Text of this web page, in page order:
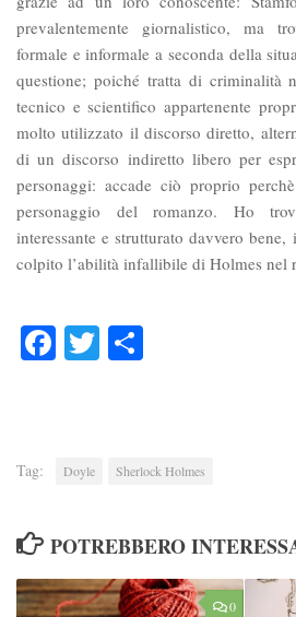
prevalentemente giornalistico, ma
formale e informale a seconda della
questione; poiché tratta di criminalità
tecnico e scientifico appartenente
molto utilizzato il discorso diretto,
di un discorso indiretto libero per
personaggi: accade ciò proprio
personaggio del romanzo. Ho
interessante e strutturato davvero
colpito l’abilità infallibile di Holmes nel
FacebookTwitter
Tag: Doyle Sherlock Holmes
POTREBBERO
0